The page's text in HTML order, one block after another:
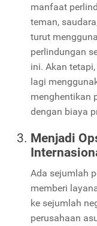
manfaat
teman,
turut
perlindungan
ini. Akan
lagi
menghentikan
dengan biaya
Menjadi
Ada sejumlah
memberi
ke sejumlah
perusahaan